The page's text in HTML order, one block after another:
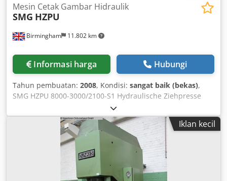
Birmingham 11.802 km
Mesin Cetak Gambar Hidraulik
SMG HZPU
Informasi harga Hubungi
Tahun pembuatan: 2008, Kondisi: sangat baik (bekas),
SMG HZPU 8000-3000/2100-S1 Hydraulische Ziehpresse
Marke: SMG Typ: HZPU 8000-3000/2100-S1 Baujahr: 1995
Djdpfx Anen Awd Rsujck Beschreibung: Hydraulische
Ziehpresse, H-Rahmen-Bauweise Presskraft: 800 t
Spannfläche: ca. 3.000 x 2.100 mm Einbauhöhe: max. 1.400
Iklan kecil